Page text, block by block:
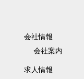
会社情報
会社案内
求人情報